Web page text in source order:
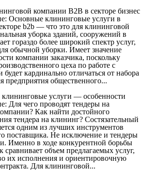
компании B2B в секторе бизнес
Основные клининговые услуги в
b2b — что это для клининговой
уборка зданий, сооружений в
гораздо более широкий спектр услуг,
обычной уборки. Имеет значение
компании заказчика, поскольку
цеха по работе с
кардинально отличаться от набора
предприятия общественного...
услуги — особенности
Для чего проводят тендеры на
Как найти достойного
тендера на клининг? Состязательный
одним из лучших инструментов
поставщика. Не исключение и тендеры
Именно в ходе конкурентной борьбы
сравнивает объем предлагаемых услуг,
их исполнения и ориентировочную
Для клининговой...